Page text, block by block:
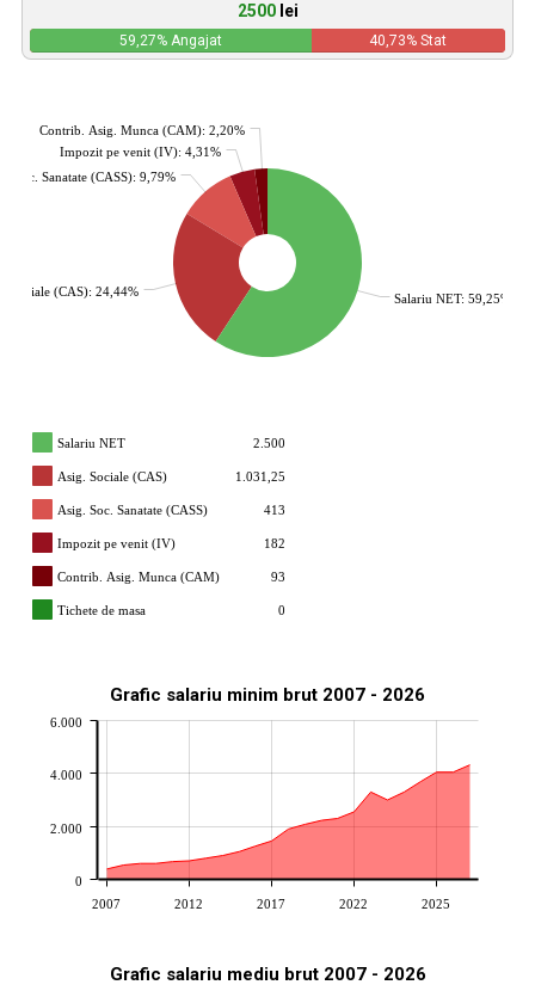
2500 lei
59,27% Angajat 40,73% Stat
Salariu NET: 59,25%
Sociale (CAS): 24,44%
Soc. Sanatate (CASS): 9,79%
Impozit pe venit (IV): 4,31%
Contrib. Asig. Munca (CAM): 2,20%
Salariu NET 2.500
Asig. Sociale (CAS) 1.031,25
Asig. Soc. Sanatate (CASS) 413
Impozit pe venit (IV) 182
Contrib. Asig. Munca (CAM) 93
Tichete de masa 0
Grafic salariu minim brut 2007 - 2026
2007 2012 2017 2022 2025
0
2.000
4.000
6.000
Grafic salariu mediu brut 2007 - 2026